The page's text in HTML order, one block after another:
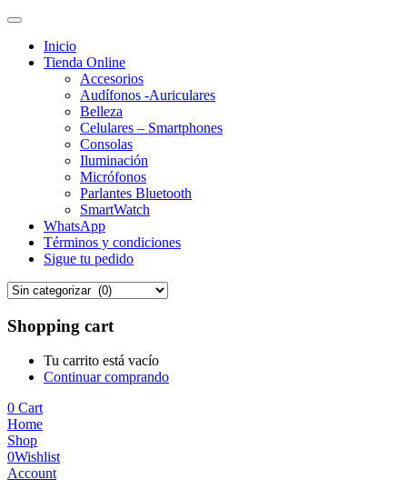
Inicio
Tienda Online
Accesorios
Audífonos -Auriculares
Belleza
Celulares – Smartphones
Consolas
Iluminación
Micrófonos
Parlantes Bluetooth
SmartWatch
WhatsApp
Términos y condiciones
Sigue tu pedido
Shopping cart
Tu carrito está vacío
Continuar comprando
0 Cart
Home
Shop
0Wishlist
Account